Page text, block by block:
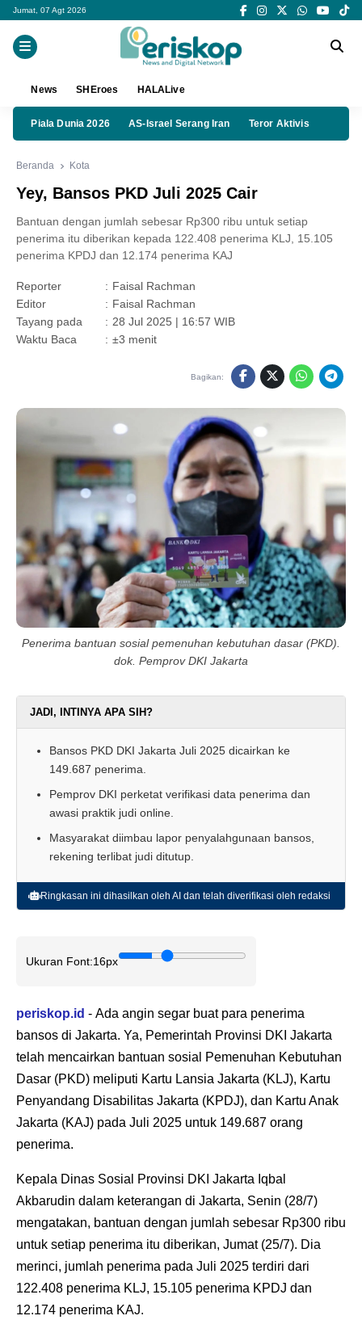
Jumat, 07 Agt 2026
News SHEroes HALALive
Piala Dunia 2026 AS-Israel Serang Iran Teror Aktivis
Beranda Kota
Yey, Bansos PKD Juli 2025 Cair
Bantuan dengan jumlah sebesar Rp300 ribu untuk setiap
penerima itu diberikan kepada 122.408 penerima KLJ, 15.105
penerima KPDJ dan 12.174 penerima KAJ
Reporter : Faisal Rachman
Editor
: Faisal Rachman
Tayang pada
: 28 Jul 2025 | 16:57 WIB
Waktu Baca
: ±3 menit
Bagikan:
Penerima bantuan sosial pemenuhan kebutuhan dasar (PKD).
dok. Pemprov DKI Jakarta
JADI, INTINYA APA SIH?
Bansos PKD DKI Jakarta Juli 2025 dicairkan ke
149.687 penerima.
Pemprov DKI perketat verifikasi data penerima dan
awasi praktik judi online.
Masyarakat diimbau lapor penyalahgunaan bansos,
rekening terlibat judi ditutup.
Ringkasan ini dihasilkan oleh AI dan telah diverifikasi oleh redaksi
Ukuran Font:16px
periskop.id - Ada angin segar buat para penerima
bansos di Jakarta. Ya, Pemerintah Provinsi DKI Jakarta
telah mencairkan bantuan sosial Pemenuhan Kebutuhan
Dasar (PKD) meliputi Kartu Lansia Jakarta (KLJ), Kartu
Penyandang Disabilitas Jakarta (KPDJ), dan Kartu Anak
Jakarta (KAJ) pada Juli 2025 untuk 149.687 orang
penerima.
Kepala Dinas Sosial Provinsi DKI Jakarta Iqbal
Akbarudin dalam keterangan di Jakarta, Senin (28/7)
mengatakan, bantuan dengan jumlah sebesar Rp300 ribu
untuk setiap penerima itu diberikan, Jumat (25/7). Dia
merinci, jumlah penerima pada Juli 2025 terdiri dari
122.408 penerima KLJ, 15.105 penerima KPDJ dan
12.174 penerima KAJ.